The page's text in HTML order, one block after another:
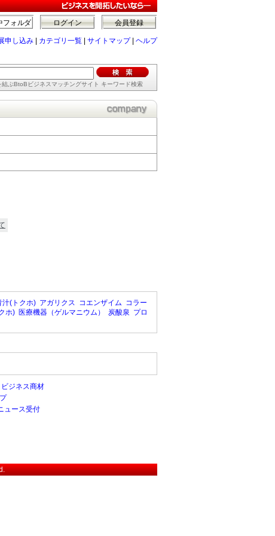
会員登録
ログイン
フォルダ
申し込み カテゴリ一覧 サイトマップ| ヘルプ
ぶBtoBビジネスマッチングサイト キーワード検索
汁(トクホ) アガリクス コエンザイム コラー
ホ) 医療機器（ゲルマニウム） 炭酸泉 プロ
ビジネス商材
ュース受付